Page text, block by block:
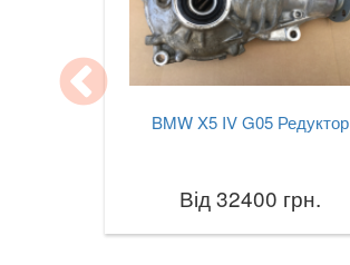
X3 III G01
X3M III F97
X4 II G02
BMW X5 IV G05 Редуктор
Від 32400 грн.